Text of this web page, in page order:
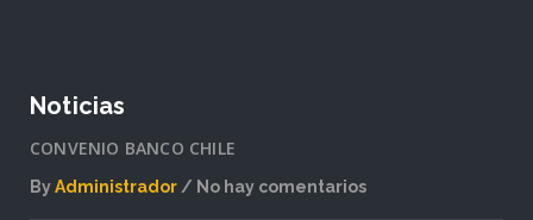
Noticias
CONVENIO BANCO CHILE
ByAdministrador
No hay comentarios